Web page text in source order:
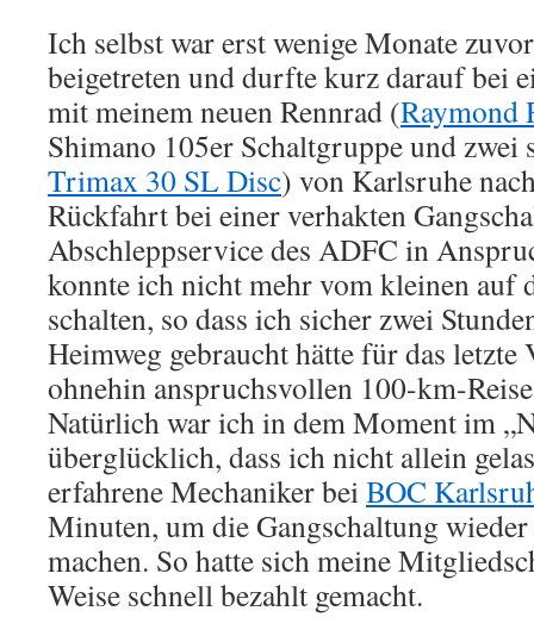
Ich selbst war erst wenige Monate
beigetreten und durfte kurz darauf bei
mit meinem neuen Rennrad (Raymond
Shimano 105er Schaltgruppe und
Trimax 30 SL Disc) von Karlsruhe
Rückfahrt bei einer verhakten
Abschleppservice des ADFC in
konnte ich nicht mehr vom kleinen auf
schalten, so dass ich sicher zwei
Heimweg gebraucht hätte für das
ohnehin anspruchsvollen 100-km-
Natürlich war ich in dem Moment im
überglücklich, dass ich nicht allein
erfahrene Mechaniker beiBOC
Minuten, um die Gangschaltung
machen. So hatte sich meine
Weise schnell bezahlt gemacht.